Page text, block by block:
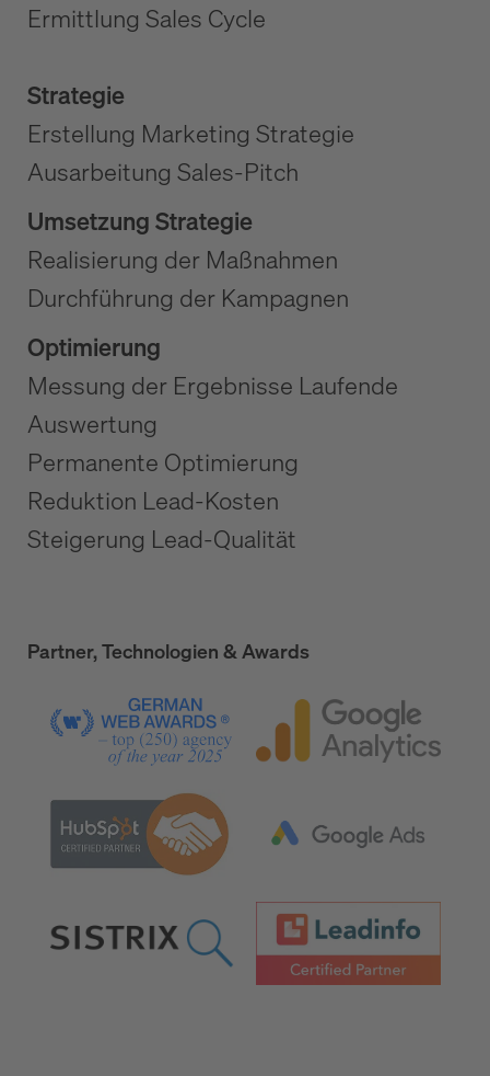
Ermittlung Sales Cycle
Strategie
Erstellung Marketing Strategie
Ausarbeitung Sales-Pitch
Umsetzung Strategie
Realisierung der Maßnahmen
Durchführung der Kampagnen
Optimierung
Messung der Ergebnisse Laufende
Auswertung
Permanente Optimierung
Reduktion Lead-Kosten
Steigerung Lead-Qualität
Partner, Technologien & Awards